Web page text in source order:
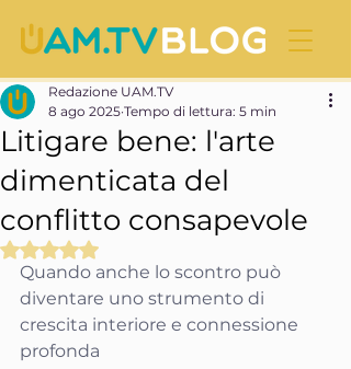
Litigare bene: l'arte
dimenticata del
conflitto consapevole
Redazione UAM.TV
8 ago 2025 Tempo di lettura: 5 min
Valutazione NaN stelle su 5.
Quando anche lo scontro può
diventare uno strumento di
crescita interiore e connessione
profonda